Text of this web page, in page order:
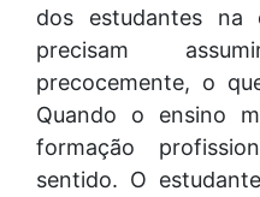
dos estudantes na
precisam
precocemente, o
Quando o ensino
formação
sentido. O